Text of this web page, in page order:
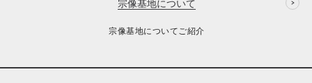
宗像基地について
宗像基地についてご紹介